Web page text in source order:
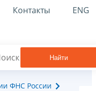
Контакты ENG
Найти
ФНС России